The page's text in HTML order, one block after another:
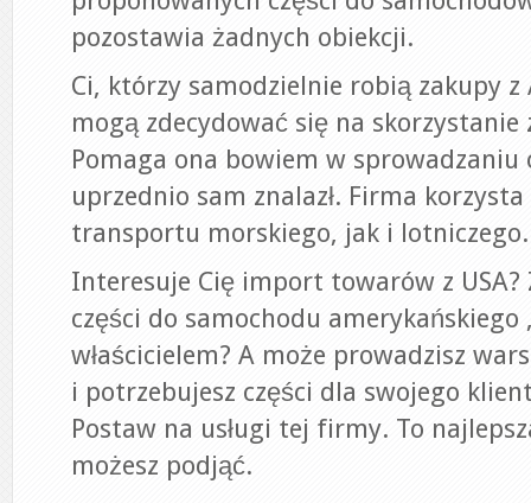
pozostawia żadnych obiekcji.
Ci, którzy samodzielnie robią zakupy
mogą zdecydować się na skorzystanie
Pomaga ona bowiem w
uprzednio sam znalazł. Firma
transportu morskiego, jak i lotniczego.
Interesuje Cię import towarów z USA?
części do samochodu
właścicielem? A może prowadzisz
i potrzebujesz części dla swojego
Postaw na usługi tej firmy. To
możesz podjąć.